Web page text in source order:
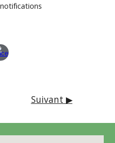
Suivant ▶